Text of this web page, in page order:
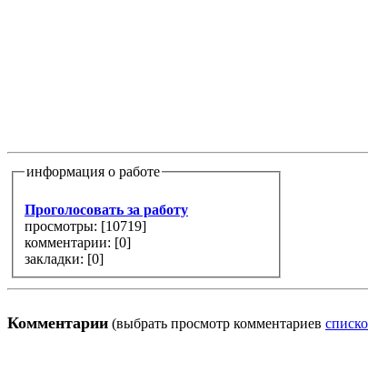
информация о работе
Проголосовать за работу
просмотры: [10719]
комментарии: [0]
закладки: [0]
Комментарии (выбрать просмотр комментариев